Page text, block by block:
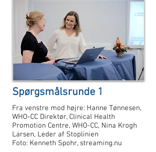
Spørgsmålsrunde 1
Fra venstre mod højre: Hanne Tønnesen,
WHO-CC Direktør, Clinical Health
Promotion Centre, WHO-CC, Nina Krogh
Larsen, Leder af Stoplinien
Foto: Kenneth Spohr, streaming.nu